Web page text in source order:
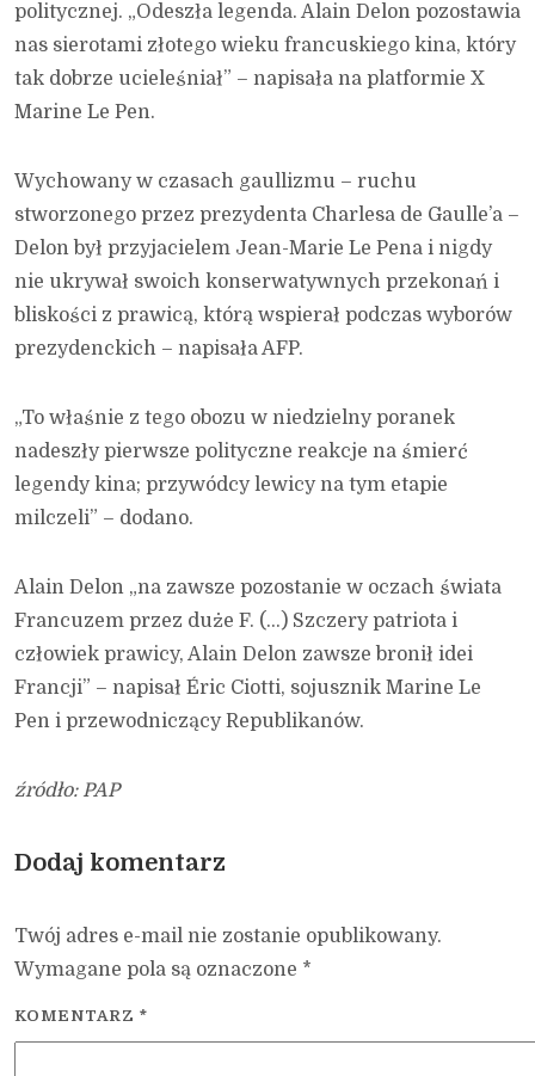
politycznej. „Odeszła legenda. Alain Delon pozostawia
nas sierotami złotego wieku francuskiego kina, który
tak dobrze ucieleśniał” – napisała na platformie X
Marine Le Pen.
Wychowany w czasach gaullizmu – ruchu
stworzonego przez prezydenta Charlesa de Gaulle’a –
Delon był przyjacielem Jean-Marie Le Pena i nigdy
nie ukrywał swoich konserwatywnych przekonań i
bliskości z prawicą, którą wspierał podczas wyborów
prezydenckich – napisała AFP.
„To właśnie z tego obozu w niedzielny poranek
nadeszły pierwsze polityczne reakcje na śmierć
legendy kina; przywódcy lewicy na tym etapie
milczeli” – dodano.
Alain Delon „na zawsze pozostanie w oczach świata
Francuzem przez duże F. (…) Szczery patriota i
człowiek prawicy, Alain Delon zawsze bronił idei
Francji” – napisał Éric Ciotti, sojusznik Marine Le
Pen i przewodniczący Republikanów.
źródło: PAP
Dodaj komentarz
Twój adres e-mail nie zostanie opublikowany.
Wymagane pola są oznaczone *
KOMENTARZ *